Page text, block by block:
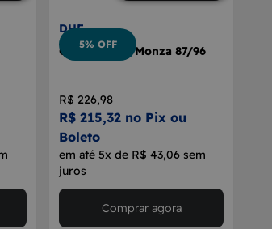
DHF
Cárter Motor Monza 87/96
R$ 226,98
R$ 215,32 no Pix ou
Boleto
em até 5x de R$ 43,06 sem
juros
5% OFF
Comprar agora